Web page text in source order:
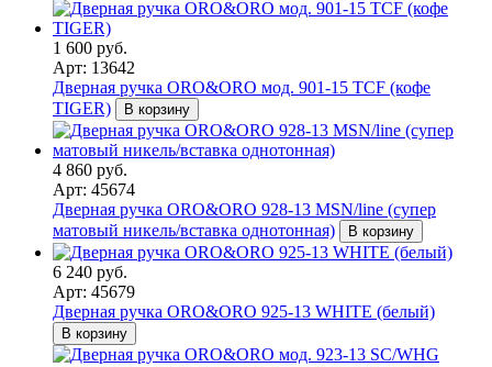
1 600 руб.
Арт: 13642
Дверная ручка ORO&ORO мод. 901-15 TCF (кофе
TIGER)
В корзину
4 860 руб.
Арт: 45674
Дверная ручка ORO&ORO 928-13 MSN/line (супер
матовый никель/вставка однотонная)
В корзину
6 240 руб.
Арт: 45679
Дверная ручка ORO&ORO 925-13 WHITE (белый)
В корзину